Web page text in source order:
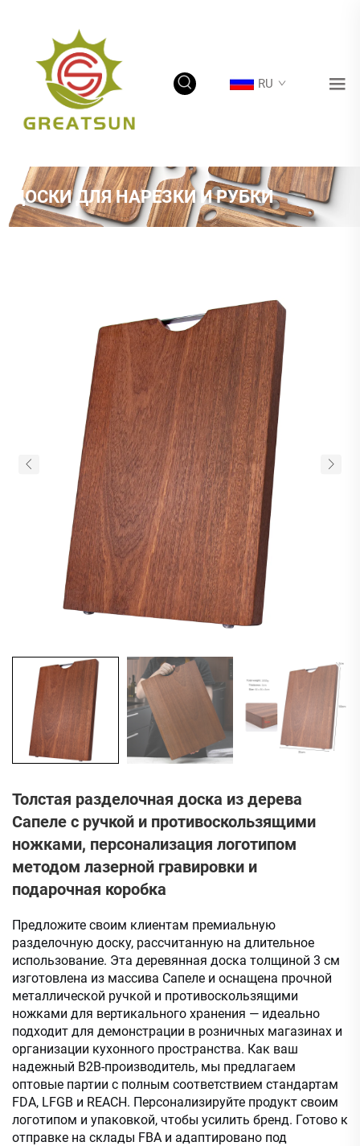
RU
ДОСКИ ДЛЯ НАРЕЗКИ И РУБКИ
Толстая разделочная доска из дерева
Сапеле с ручкой и противоскользящими
ножками, персонализация логотипом
методом лазерной гравировки и
подарочная коробка
Предложите своим клиентам премиальную
разделочную доску, рассчитанную на длительное
использование. Эта деревянная доска толщиной 3 см
изготовлена из массива Сапеле и оснащена прочной
металлической ручкой и противоскользящими
ножками для вертикального хранения — идеально
подходит для демонстрации в розничных магазинах и
организации кухонного пространства. Как ваш
надежный B2B-производитель, мы предлагаем
оптовые партии с полным соответствием стандартам
FDA, LFGB и REACH. Персонализируйте продукт своим
логотипом и упаковкой, чтобы усилить бренд. Готово к
отправке на склады FBA и адаптировано под